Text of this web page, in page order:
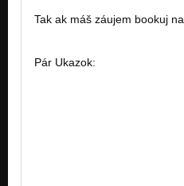
Tak ak máš záujem bookuj na
Pár Ukazok: